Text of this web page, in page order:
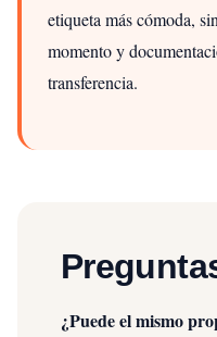
etiqueta más cómoda,
momento y
transferencia.
¿Puede el mismo